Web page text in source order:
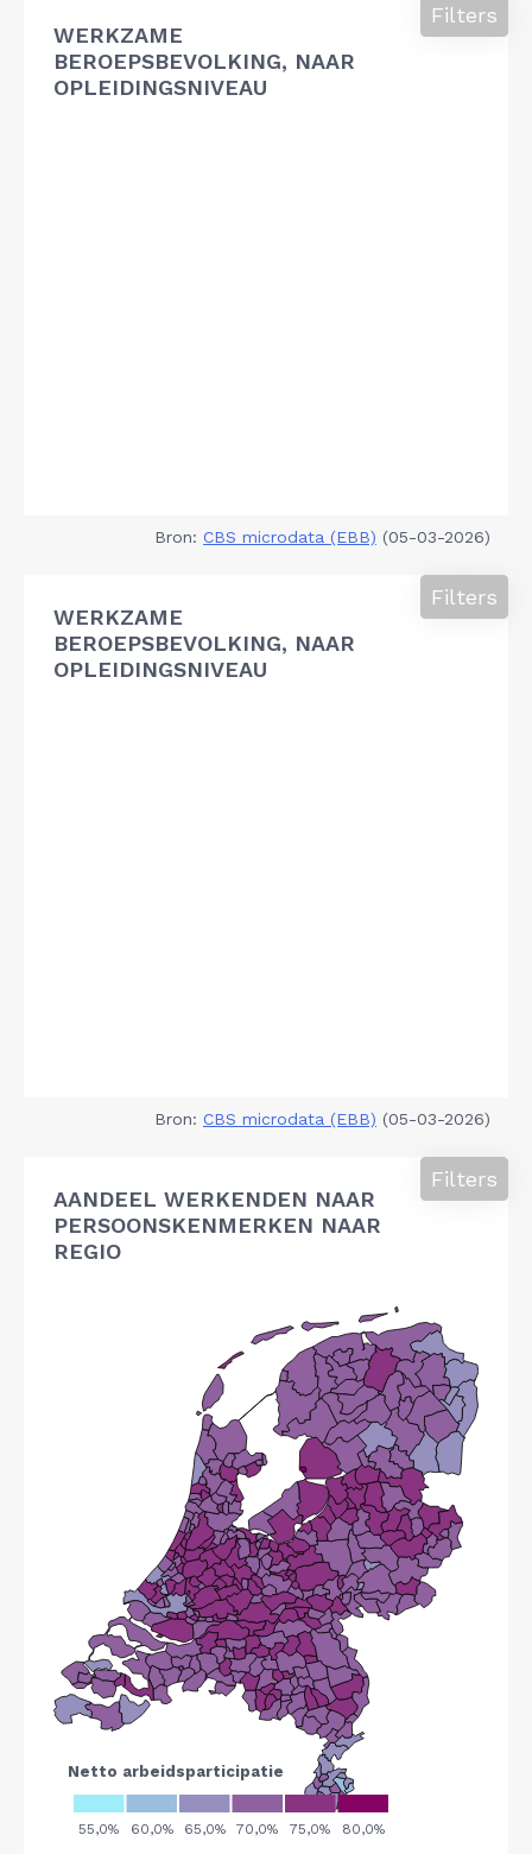
WERKZAME
BEROEPSBEVOLKING, NAAR
OPLEIDINGSNIVEAU
Filters
Bron: CBS microdata (EBB) (05-03-2026)
WERKZAME
BEROEPSBEVOLKING, NAAR
OPLEIDINGSNIVEAU
Filters
Bron: CBS microdata (EBB) (05-03-2026)
AANDEEL WERKENDEN NAAR
PERSOONSKENMERKEN NAAR
REGIO
Filters